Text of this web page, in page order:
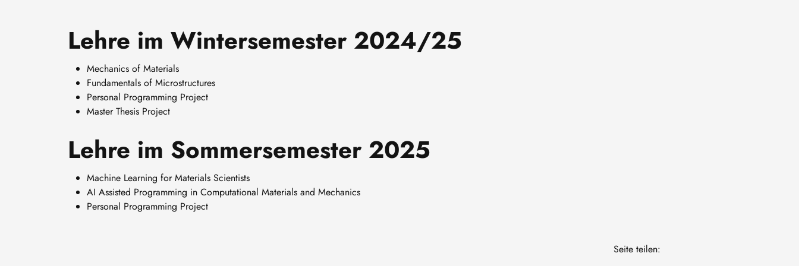
Lehre im Wintersemester 2024/25
Mechanics of Materials
Fundamentals of Microstructures
Personal Programming Project
Master Thesis Project
Lehre im Sommersemester 2025
Machine Learning for Materials Scientists
AI Assisted Programming in Computational Materials and Mechanics
Personal Programming Project
Seite teilen: